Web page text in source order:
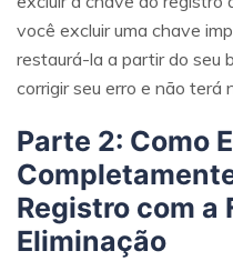
você excluir uma chave
restaurá-la a partir do seu
corrigir seu erro e não terá
Parte 2: Como
Registro com a
Eliminação